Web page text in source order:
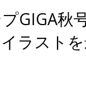
GIGA秋
ラスト